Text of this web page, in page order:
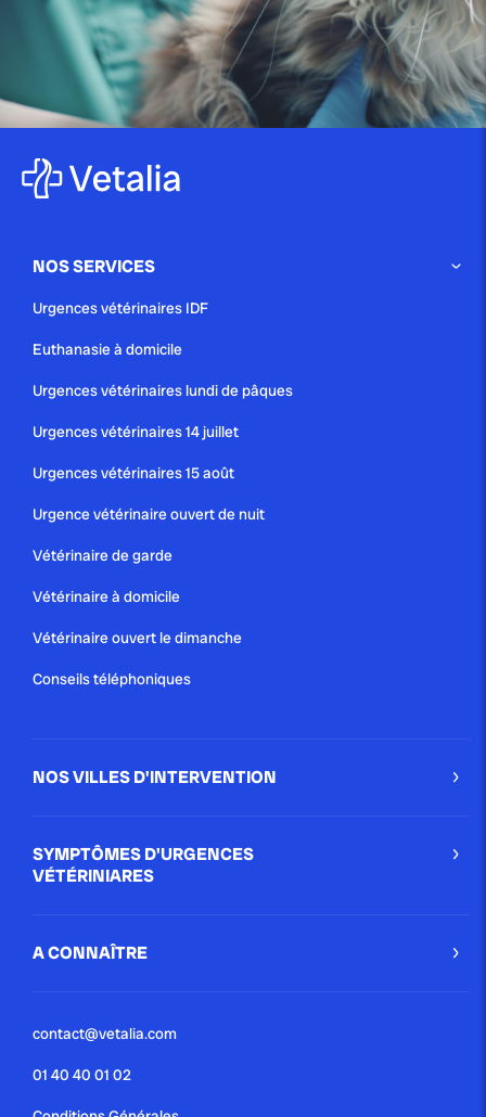
publié le 29 mai 2025 par Christophe Le Dref
pour comprendre et...
publié le 26 mai 2025 par Christophe Le Dref
complet pour identifier...
NOS SERVICES
Urgences vétérinaires IDF
Euthanasie à domicile
Urgences vétérinaires lundi de pâques
Urgences vétérinaires 14 juillet
Urgences vétérinaires 15 août
Urgence vétérinaire ouvert de nuit
Vétérinaire de garde
Vétérinaire à domicile
Vétérinaire ouvert le dimanche
Conseils téléphoniques
NOS VILLES D'INTERVENTION
SYMPTÔMES D'URGENCES
VÉTÉRINIARES
A CONNAÎTRE
contact@vetalia.com
01 40 40 01 02